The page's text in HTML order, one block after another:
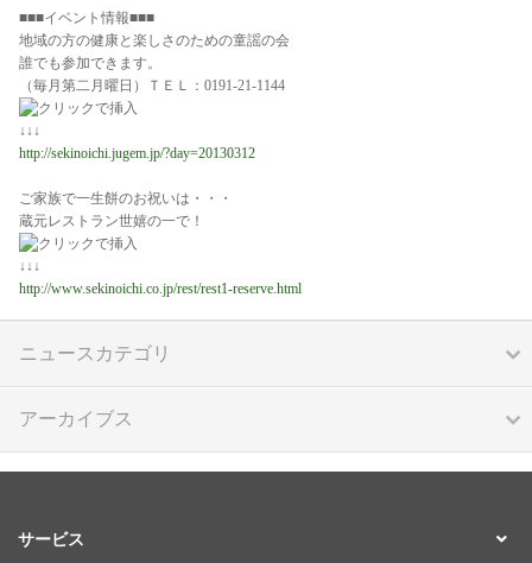
■■■イベント情報■■■
地域の方の健康と楽しさのための童謡の会
誰でも参加できます。
（毎月第二月曜日）ＴＥＬ：0191-21-1144
↓↓↓
http://sekinoichi.jugem.jp/?day=20130312
ご家族で一生餅のお祝いは・・・
蔵元レストラン世嬉の一で！
↓↓↓
http://www.sekinoichi.co.jp/rest/rest1-reserve.html
ニュースカテゴリ
アーカイブス
サービス